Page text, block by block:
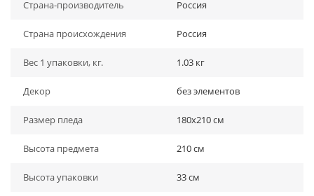
Страна-производитель Россия
Страна происхождения Россия
Вес 1 упаковки, кг. 1.03 кг
Декор без элементов
Размер пледа 180х210 см
Высота предмета 210 см
Высота упаковки 33 см